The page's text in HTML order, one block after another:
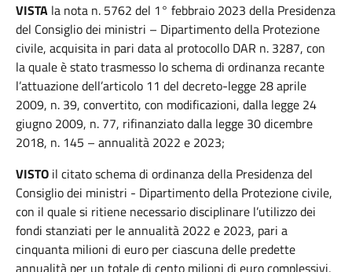
VISTA la nota n. 5762 del 1° febbraio 2023 della Presidenza
del Consiglio dei ministri – Dipartimento della Protezione
civile, acquisita in pari data al protocollo DAR n. 3287, con
la quale è stato trasmesso lo schema di ordinanza recante
l’attuazione dell’articolo 11 del decreto-legge 28 aprile
2009, n. 39, convertito, con modificazioni, dalla legge 24
giugno 2009, n. 77, rifinanziato dalla legge 30 dicembre
2018, n. 145 – annualità 2022 e 2023;
VISTO il citato schema di ordinanza della Presidenza del
Consiglio dei ministri - Dipartimento della Protezione civile,
con il quale si ritiene necessario disciplinare l’utilizzo dei
fondi stanziati per le annualità 2022 e 2023, pari a
cinquanta milioni di euro per ciascuna delle predette
annualità per un totale di cento milioni di euro complessivi,